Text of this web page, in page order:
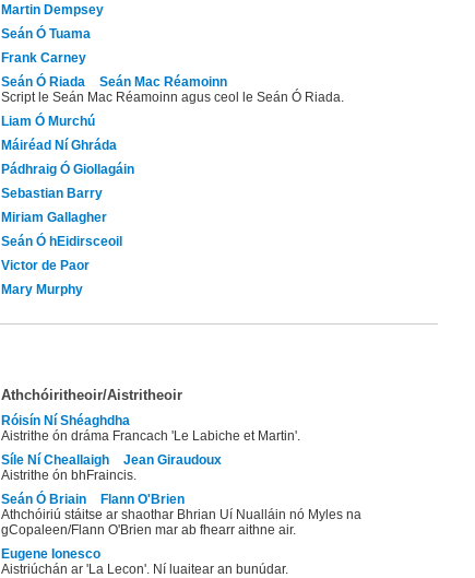
Martin Dempsey
Seán Ó Tuama
Frank Carney
Seán Ó Riada
Seán Mac Réamoinn
Script le Seán Mac Réamoinn agus ceol le Seán Ó Riada.
Liam Ó Murchú
Máiréad Ní Ghráda
Pádhraig Ó Giollagáin
Sebastian Barry
Miriam Gallagher
Seán Ó hEidirsceoil
Victor de Paor
Mary Murphy
Athchóiritheoir/Aistritheoir
Róisín Ní Shéaghdha
Aistrithe ón dráma Francach 'Le Labiche et Martin'.
Síle Ní Cheallaigh
Jean Giraudoux
Aistrithe ón bhFraincis.
Seán Ó Briain
Flann O'Brien
Athchóiriú stáitse ar shaothar Bhrian Uí Nualláin nó Myles na
gCopaleen/Flann O'Brien mar ab fhearr aithne air.
Eugene Ionesco
Aistriúchán ar 'La Lecon'. Ní luaitear an bunúdar.